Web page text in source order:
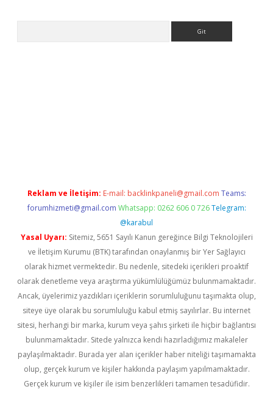
Reklam ve İletişim: E-mail: backlinkpaneli@gmail.com Teams:
forumhizmeti@gmail.com Whatsapp: 0262 606 0 726 Telegram:
@karabul
Yasal Uyarı: Sitemiz, 5651 Sayılı Kanun gereğince Bilgi Teknolojileri
ve İletişim Kurumu (BTK) tarafından onaylanmış bir Yer Sağlayıcı
olarak hizmet vermektedir. Bu nedenle, sitedeki içerikleri proaktif
olarak denetleme veya araştırma yükümlülüğümüz bulunmamaktadır.
Ancak, üyelerimiz yazdıkları içeriklerin sorumluluğunu taşımakta olup,
siteye üye olarak bu sorumluluğu kabul etmiş sayılırlar. Bu internet
sitesi, herhangi bir marka, kurum veya şahıs şirketi ile hiçbir bağlantısı
bulunmamaktadır. Sitede yalnızca kendi hazırladığımız makaleler
paylaşılmaktadır. Burada yer alan içerikler haber niteliği taşımamakta
olup, gerçek kurum ve kişiler hakkında paylaşım yapılmamaktadır.
Gerçek kurum ve kişiler ile isim benzerlikleri tamamen tesadüfidir.